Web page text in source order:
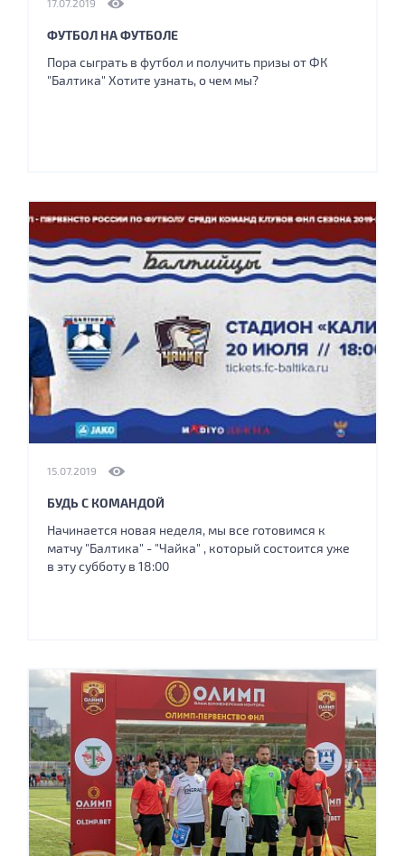
17.07.2019
ФУТБОЛ НА ФУТБОЛЕ
Пора сыграть в футбол и получить призы от ФК
"Балтика" Хотите узнать, о чем мы?
15.07.2019
БУДЬ С КОМАНДОЙ
Начинается новая неделя, мы все готовимся к
матчу "Балтика" - "Чайка" , который состоится уже
в эту субботу в 18:00